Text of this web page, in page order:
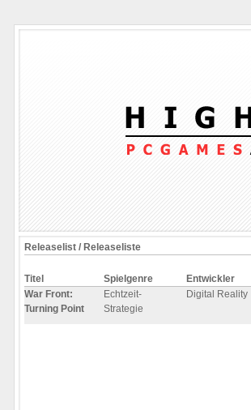
Releaselist / Releaseliste
Titel Spielgenre
Entwickler
War Front:
Turning Point
Echtzeit-
Strategie
Digital Reality